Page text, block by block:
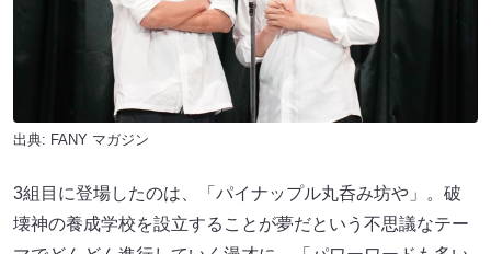
出典: FANY マガジン
3組目に登場したのは、「パイナップル丸呑み坊や」。破
壊神の養成学校を設立することが夢だという不思議なテー